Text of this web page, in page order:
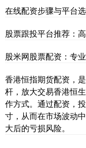
在线配资步骤与平台
股票跟投平台推荐：
股米网股票配资：专
香港恒指期货配资，
杆，放大交易香港恒
作方式。通过配资，
寸，从而在市场波动
大后的亏损风险。